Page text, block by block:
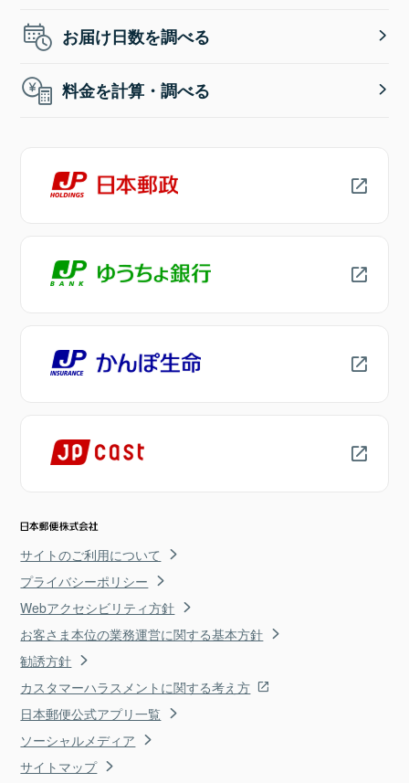
お届け日数を調べる
料金を計算・調べる
サイトのご利用について
プライバシーポリシー
Webアクセシビリティ方針
お客さま本位の業務運営に関する基本方針
勧誘方針
カスタマーハラスメントに関する考え方
日本郵便公式アプリ一覧
ソーシャルメディア
サイトマップ